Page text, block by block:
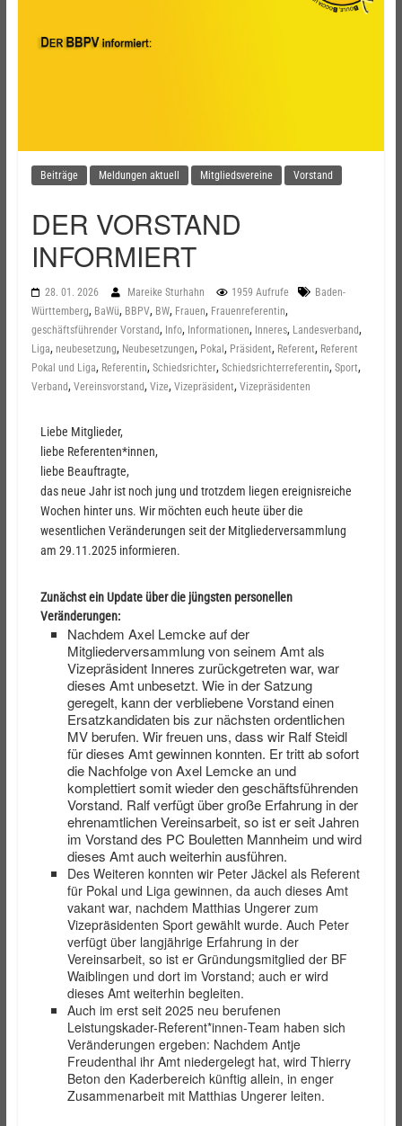
Beiträge Meldungen aktuell Mitgliedsvereine Vorstand
DER VORSTAND
INFORMIERT
28. 01. 2026 Mareike Sturhahn 1959 Aufrufe
Baden-
Württemberg, BaWü, BBPV, BW, Frauen, Frauenreferentin,
geschäftsführender Vorstand, Info, Informationen, Inneres, Landesverband,
Liga, neubesetzung, Neubesetzungen, Pokal , Präsident, Referent, Referent
Pokal und Liga, Referentin, Schiedsrichter, Schiedsrichterreferentin, Sport,
Verband, Vereinsvorstand, Vize, Vizepräsident, Vizepräsidenten
Liebe Mitglieder,
liebe Referenten*innen,
liebe Beauftragte,
das neue Jahr ist noch jung und trotzdem liegen ereignisreiche
Wochen hinter uns. Wir möchten euch heute über die
wesentlichen Veränderungen seit der Mitgliederversammlung
am 29.11.2025 informieren.
Zunächst ein Update über die jüngsten personellen
Veränderungen:
Nachdem Axel Lemcke auf der
Mitgliederversammlung von seinem Amt als
Vizepräsident Inneres zurückgetreten war, war
dieses Amt unbesetzt. Wie in der Satzung
geregelt, kann der verbliebene Vorstand einen
Ersatzkandidaten bis zur nächsten ordentlichen
MV berufen. Wir freuen uns, dass wir Ralf Steidl
für dieses Amt gewinnen konnten. Er tritt ab sofort
die Nachfolge von Axel Lemcke an und
komplettiert somit wieder den geschäftsführenden
Vorstand. Ralf verfügt über große Erfahrung in der
ehrenamtlichen Vereinsarbeit, so ist er seit Jahren
im Vorstand des PC Bouletten Mannheim und wird
dieses Amt auch weiterhin ausführen.
Des Weiteren konnten wir Peter Jäckel als Referent
für Pokal und Liga gewinnen, da auch dieses Amt
vakant war, nachdem Matthias Ungerer zum
Vizepräsidenten Sport gewählt wurde. Auch Peter
verfügt über langjährige Erfahrung in der
Vereinsarbeit, so ist er Gründungsmitglied der BF
Waiblingen und dort im Vorstand; auch er wird
dieses Amt weiterhin begleiten.
Auch im erst seit 2025 neu berufenen
Leistungskader-Referent*innen-Team haben sich
Veränderungen ergeben: Nachdem Antje
Freudenthal ihr Amt niedergelegt hat, wird Thierry
Beton den Kaderbereich künftig allein, in enger
Zusammenarbeit mit Matthias Ungerer leiten.